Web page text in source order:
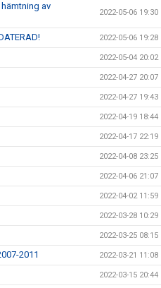
av
2022-05-06 19:30
2022-05-06 19:28
2022-05-04 20:02
2022-04-27 20:07
2022-04-27 19:43
2022-04-19 18:44
2022-04-17 22:19
2022-04-08 23:25
2022-04-06 21:07
2022-04-02 11:59
2022-03-28 10:29
2022-03-25 08:15
2011 2022-03-21 11:08
2022-03-15 20:44